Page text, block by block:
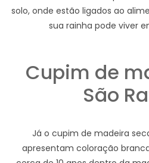
solo, onde estão ligados ao
sua rainha pode viver
Cupim de
São
Já o cupim de madeira
apresentam coloração